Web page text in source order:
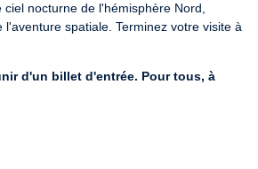
nocturne de l'hémisphère Nord,
spatiale. Terminez votre visite à
d'un billet d'entrée. Pour tous, à